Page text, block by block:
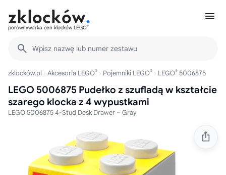
porównywarka cen klocków LEGO®
Wpisz nazwę lub numer zestawu
zklocków.pl Akcesoria LEGO® Pojemniki LEGO® LEGO® 5006875
LEGO 5006875 Pudełko z szufladą w kształcie
szarego klocka z 4 wypustkami
LEGO 5006875 4-Stud Desk Drawer – Gray